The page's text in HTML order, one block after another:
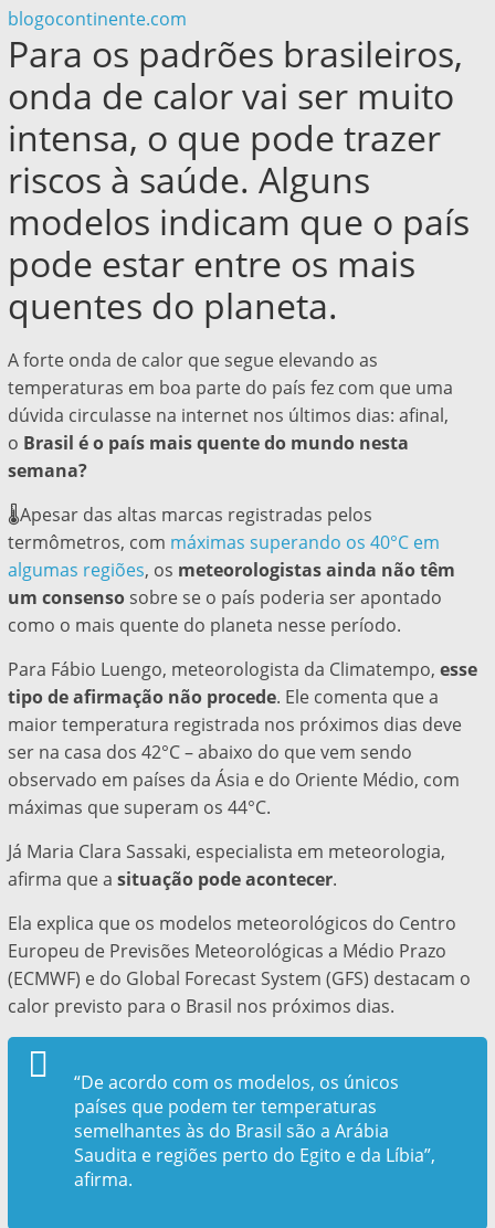
blogocontinente.com
Para os padrões brasileiros,
onda de calor vai ser muito
intensa, o que pode trazer
riscos à saúde. Alguns
modelos indicam que o país
pode estar entre os mais
quentes do planeta.
A forte onda de calor que segue elevando as
temperaturas em boa parte do país fez com que uma
dúvida circulasse na internet nos últimos dias: afinal,
o Brasil é o país mais quente do mundo nesta
semana?
🌡️Apesar das altas marcas registradas pelos
termômetros, com máximas superando os 40°C em
algumas regiões, os meteorologistas ainda não têm
um consenso sobre se o país poderia ser apontado
como o mais quente do planeta nesse período.
Para Fábio Luengo, meteorologista da Climatempo, esse
tipo de afirmação não procede. Ele comenta que a
maior temperatura registrada nos próximos dias deve
ser na casa dos 42°C – abaixo do que vem sendo
observado em países da Ásia e do Oriente Médio, com
máximas que superam os 44°C.
Já Maria Clara Sassaki, especialista em meteorologia,
afirma que a situação pode acontecer.
Ela explica que os modelos meteorológicos do Centro
Europeu de Previsões Meteorológicas a Médio Prazo
(ECMWF) e do Global Forecast System (GFS) destacam o
calor previsto para o Brasil nos próximos dias.
“De acordo com os modelos, os únicos
países que podem ter temperaturas
semelhantes às do Brasil são a Arábia
Saudita e regiões perto do Egito e da Líbia”,
afirma.